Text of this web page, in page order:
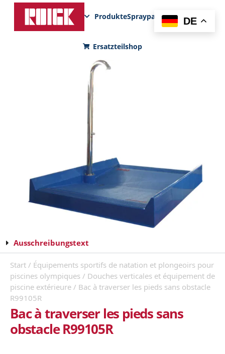
ProdukteSprayparksFunPadNews
Ersatzteilshop
Ausschreibungstext
Start / Équipements sportifs de natation et plongeoirs pour
piscines olympiques / Douches verticales et équipement de
piscine extérieure / Bac à traverser les pieds sans obstacle
R99105R
Bac à traverser les pieds sans
obstacle R99105R
DE